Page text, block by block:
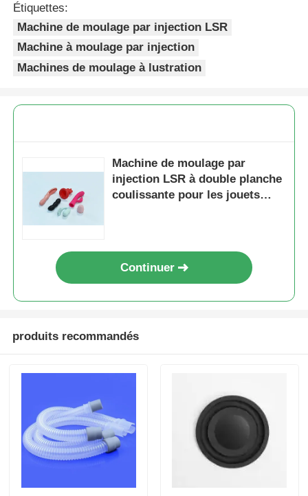
Étiquettes:
Machine de moulage par injection LSR
Machine à moulage par injection
Machines de moulage à lustration
Machine de moulage par
injection LSR à double planche
coulissante pour les jouets
Continuer
produits recommandés